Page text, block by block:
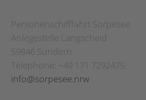
Personenschifffahrt Sorpesee
Anlegestelle Langscheid
59846 Sundern
Telephone: +49 171 7292475
info@sorpesee.nrw